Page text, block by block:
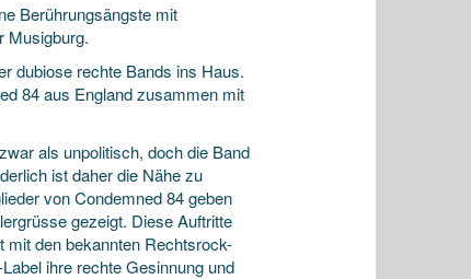
Berührungsängste mit
Musigburg.
dubiose rechte Bands ins Haus.
84 aus England zusammen mit
als unpolitisch, doch die Band
ist daher die Nähe zu
von Condemned 84 geben
gezeigt. Diese Auftritte
mit den bekannten Rechtsrock-
ihre rechte Gesinnung und